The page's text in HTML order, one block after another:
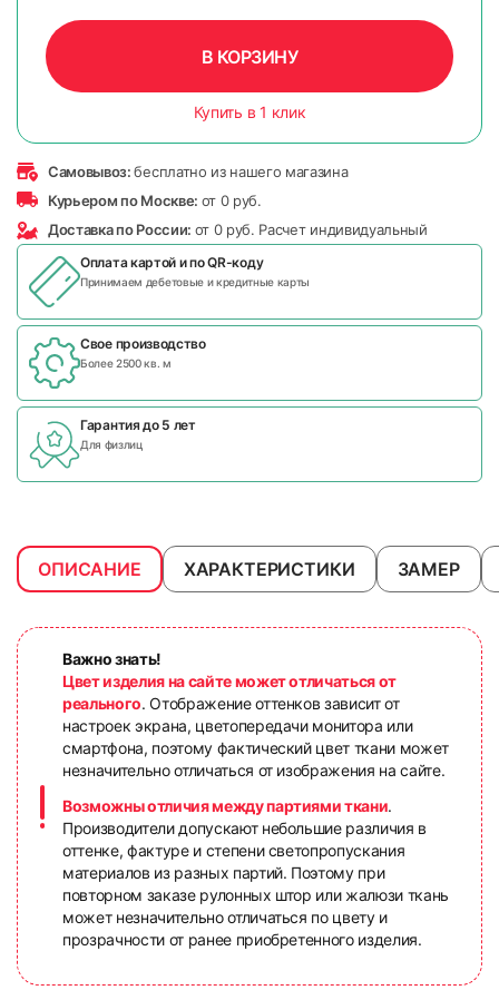
В КОРЗИНУ
Купить в 1 клик
Самовывоз:бесплатно из нашего магазина
Курьером по Москве: от 0 руб.
Доставка по России: от 0 руб. Расчет индивидуальный
Оплата картой и поQR-коду
Принимаем дебетовые и кредитные карты
Свое производство
Более 2500 кв. м
Гарантия до 5 лет
Для физлиц
ОПИСАНИЕ ХАРАКТЕРИСТИКИ ЗАМЕР
Важно знать!
Цвет изделия на сайте может отличаться от
реального. Отображение оттенков зависит от
настроек экрана, цветопередачи монитора или
смартфона, поэтому фактический цвет ткани может
незначительно отличаться от изображения на сайте.
Возможны отличия между партиями ткани.
Производители допускают небольшие различия в
оттенке, фактуре и степени светопропускания
материалов из разных партий. Поэтому при
повторном заказе рулонных штор или жалюзи ткань
может незначительно отличаться по цвету и
прозрачности от ранее приобретенного изделия.